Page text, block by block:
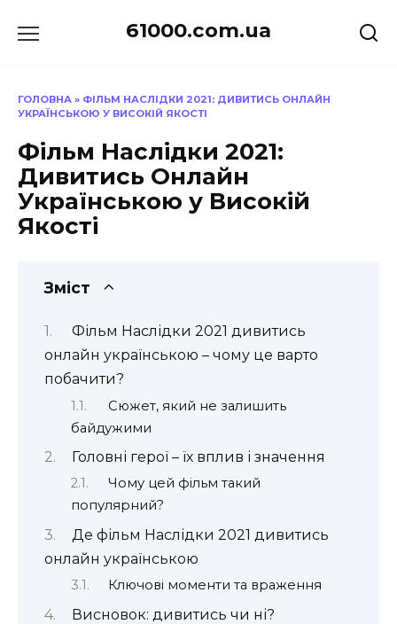
до
61000.com.ua
ГОЛОВНА » ФІЛЬМ НАСЛІДКИ 2021: ДИВИТИСЬ ОНЛАЙН
УКРАЇНСЬКОЮ У ВИСОКІЙ ЯКОСТІ
Фільм Наслідки 2021:
Дивитись Онлайн
Українською у Високій
Якості
Зміст
Фільм Наслідки 2021 дивитись
онлайн українською – чому це варто
побачити?
Сюжет, який не залишить
байдужими
Головні герої – їх вплив і значення
Чому цей фільм такий
популярний?
Де фільм Наслідки 2021 дивитись
онлайн українською
Ключові моменти та враження
Висновок: дивитись чи ні?